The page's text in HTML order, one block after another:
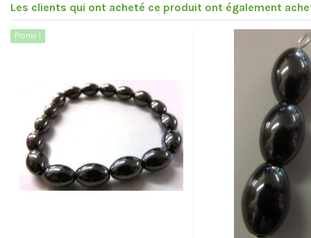
Les clients qui ont acheté ce produit ont également
Promo !